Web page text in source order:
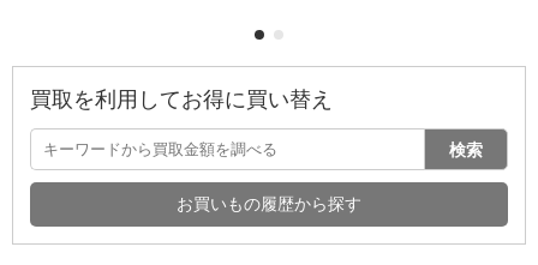
買取を利用してお得に買い替え
検索
お買いもの履歴から探す